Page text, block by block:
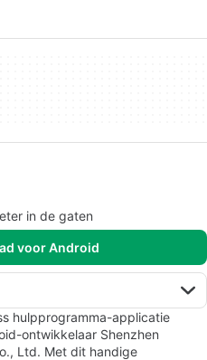
in de gaten
voor Android
hulpprogramma-applicatie
ontwikkelaar Shenzhen
Ltd. Met dit handige